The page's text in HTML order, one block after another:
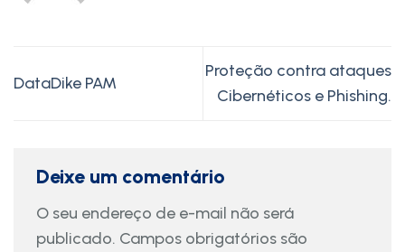
DataDike PAM
Proteção contra ataques
Cibernéticos e Phishing.
Deixe um comentário
O seu endereço de e-mail não será
publicado. Campos obrigatórios são